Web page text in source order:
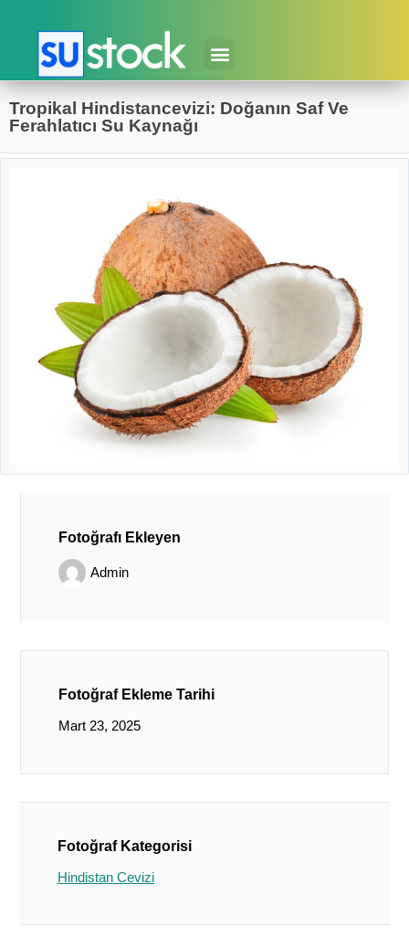
Tropikal Hindistancevizi: Doğanın Saf Ve
Ferahlatıcı Su Kaynağı
Fotoğrafı Ekleyen
Admin
Fotoğraf Ekleme Tarihi
Mart 23, 2025
Fotoğraf Kategorisi
Hindistan Cevizi